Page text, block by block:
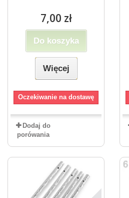
7,00 zł
Do koszyka
Więcej
Oczekiwanie na dostawę
Dodaj do
porówania